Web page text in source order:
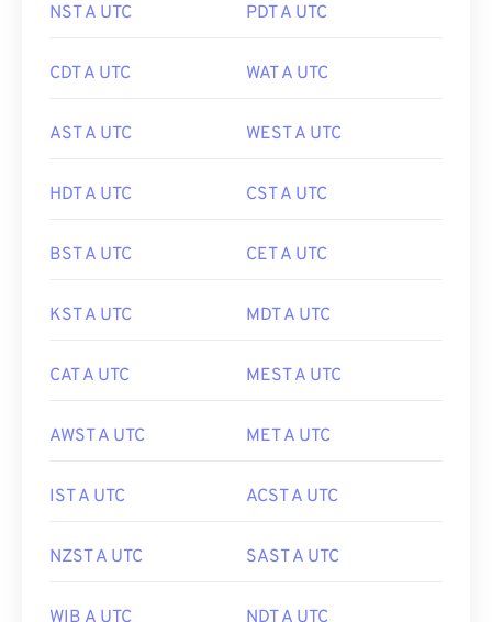
NST A UTC PDT A UTC
CDT A UTC WAT A UTC
AST A UTC WEST A UTC
HDT A UTC CST A UTC
BST A UTC CET A UTC
KST A UTC MDT A UTC
CAT A UTC MEST A UTC
AWST A UTC MET A UTC
IST A UTC ACST A UTC
NZST A UTC SAST A UTC
WIB A UTC NDT A UTC